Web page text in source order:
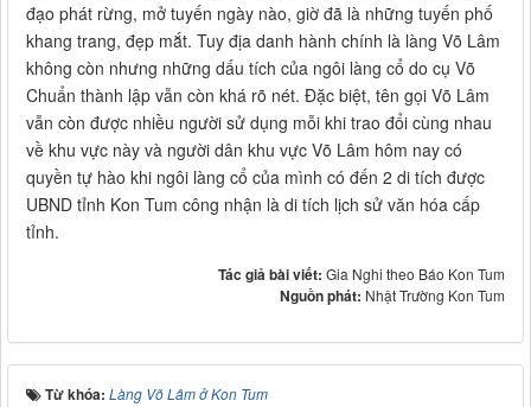
đạo phát rừng, mở tuyến ngày nào, giờ đã là những tuyến phố
khang trang, đẹp mắt. Tuy địa danh hành chính là làng Võ Lâm
không còn nhưng những dấu tích của ngôi làng cổ do cụ Võ
Chuẩn thành lập vẫn còn khá rõ nét. Đặc biệt, tên gọi Võ Lâm
vẫn còn được nhiều người sử dụng mỗi khi trao đổi cùng nhau
về khu vực này và người dân khu vực Võ Lâm hôm nay có
quyền tự hào khi ngôi làng cổ của mình có đến 2 di tích được
UBND tỉnh Kon Tum công nhận là di tích lịch sử văn hóa cấp
tỉnh.
Tác giả bài viết: Gia Nghi theo Báo Kon Tum
Nguồn phát: Nhật Trường Kon Tum
Từ khóa: Làng Võ Lâm ở Kon Tum